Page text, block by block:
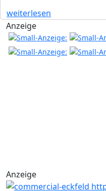
weiterlesen
Anzeige
Anzeige